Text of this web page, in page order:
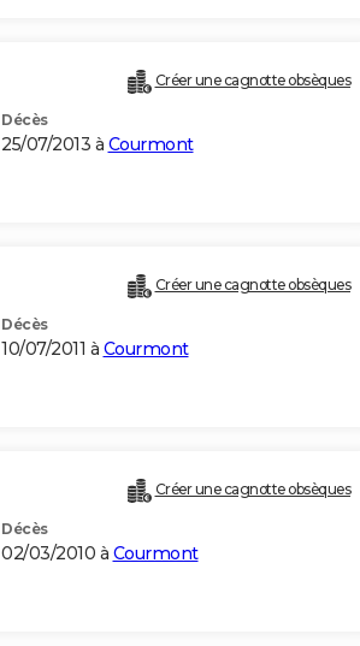
Créer une cagnotte obsèques
Décès
25/07/2013 à Courmont
Créer une cagnotte obsèques
Décès
10/07/2011 à Courmont
Créer une cagnotte obsèques
Décès
02/03/2010 à Courmont